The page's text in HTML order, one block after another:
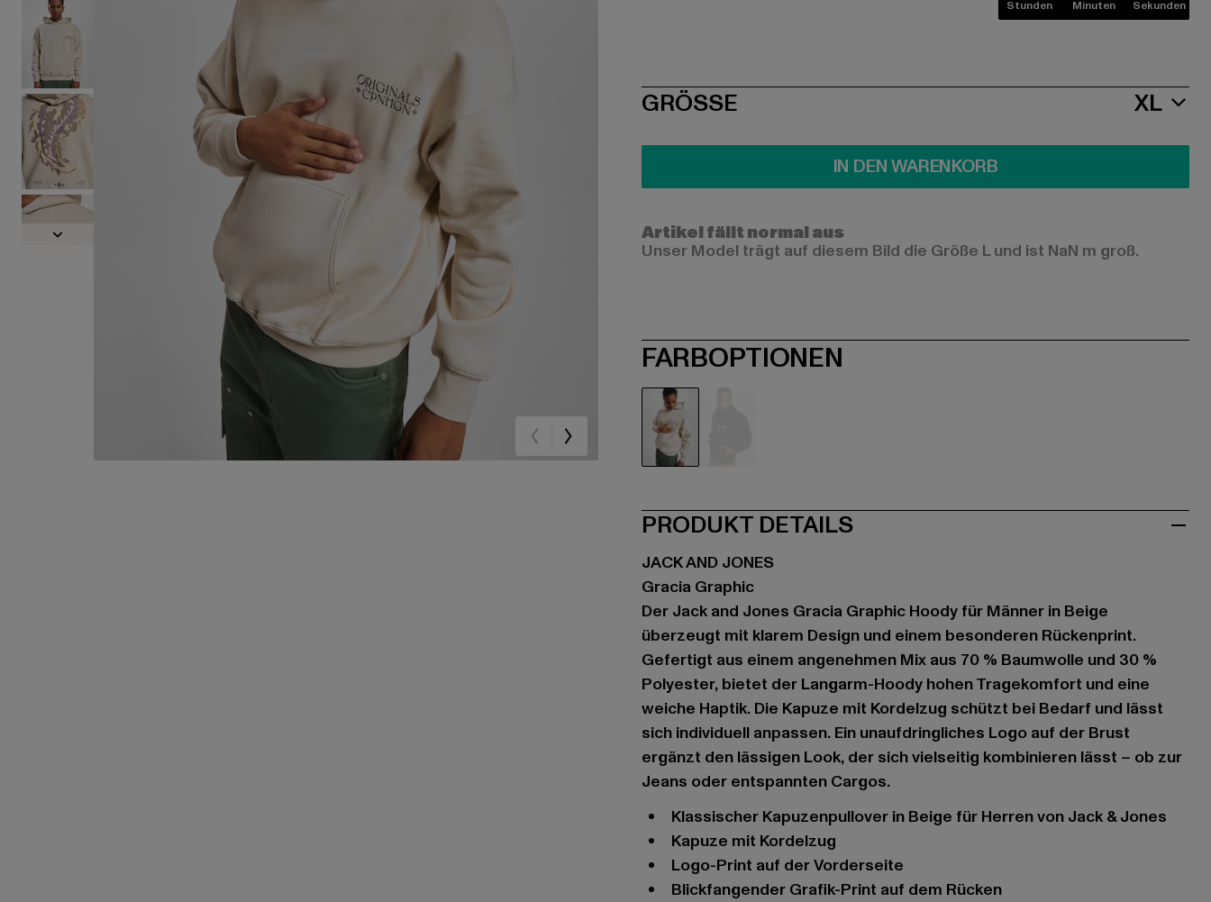
Stunden Minuten Sekunden
SIZE
GRÖSSE XL
IN DEN WARENKORB
Artikel fällt normal aus
Unser Model trägt auf diesem Bild die Größe L und ist NaN m groß.
FARBOPTIONEN
PRODUKT DETAILS
JACK AND JONES
Gracia Graphic
Der Jack and Jones Gracia Graphic Hoody für Männer in Beige
überzeugt mit klarem Design und einem besonderen Rückenprint.
Gefertigt aus einem angenehmen Mix aus 70 % Baumwolle und 30 %
Polyester, bietet der Langarm-Hoody hohen Tragekomfort und eine
weiche Haptik. Die Kapuze mit Kordelzug schützt bei Bedarf und lässt
sich individuell anpassen. Ein unaufdringliches Logo auf der Brust
ergänzt den lässigen Look, der sich vielseitig kombinieren lässt – ob zur
Jeans oder entspannten Cargos.
Klassischer Kapuzenpullover in Beige für Herren von Jack & Jones
Kapuze mit Kordelzug
Logo-Print auf der Vorderseite
Blickfangender Grafik-Print auf dem Rücken